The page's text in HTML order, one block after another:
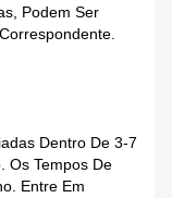
Podem Ser
Dentro De 3-7
Os Tempos De
Entre Em